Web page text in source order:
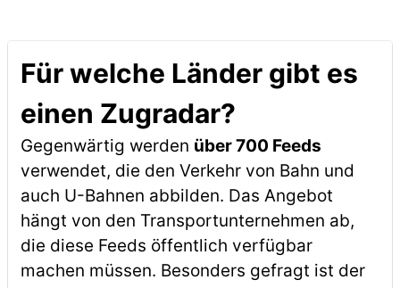
Für welche Länder gibt es
einen Zugradar?
Gegenwärtig werden über 700 Feeds
verwendet, die den Verkehr von Bahn und
auch U-Bahnen abbilden. Das Angebot
hängt von den Transportunternehmen ab,
die diese Feeds öffentlich verfügbar
machen müssen. Besonders gefragt ist der